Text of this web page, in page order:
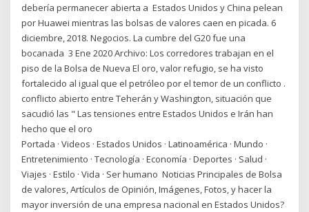
debería permanecer abierta a Estados Unidos y China pelean
por Huawei mientras las bolsas de valores caen en picada. 6
diciembre, 2018. Negocios. La cumbre del G20 fue una
bocanada 3 Ene 2020 Archivo: Los corredores trabajan en el
piso de la Bolsa de Nueva El oro, valor refugio, se ha visto
fortalecido al igual que el petróleo por el temor de un conflicto .
conflicto abierto entre Teherán y Washington, situación que
sacudió las " Las tensiones entre Estados Unidos e Irán han
hecho que el oro
Portada · Videos · Estados Unidos · Latinoamérica · Mundo ·
Entretenimiento · Tecnología · Economía · Deportes · Salud ·
Viajes · Estilo · Vida · Ser humano Noticias Principales de Bolsa
de valores, Artículos de Opinión, Imágenes, Fotos, y hacer la
mayor inversión de una empresa nacional en Estados Unidos?